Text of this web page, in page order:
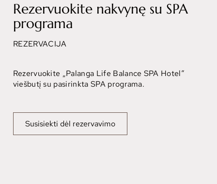
Rezervuokite nakvynę su SPA
programa
REZERVACIJA
Rezervuokite „Palanga Life Balance SPA Hotel“
viešbutį su pasirinkta SPA programa.
Susisiekti dėl rezervavimo